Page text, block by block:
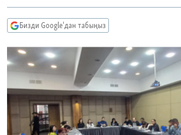
ДАНИСТЕ
ЭЖЕ-СИҢДИЛЕР
АЗАТТЫК+
ЫҢГАЙСЫЗ СУРООЛОР
Русский
ОНЛАЙН ШЕРИНЕ
Бизди Google'дан табыңыз